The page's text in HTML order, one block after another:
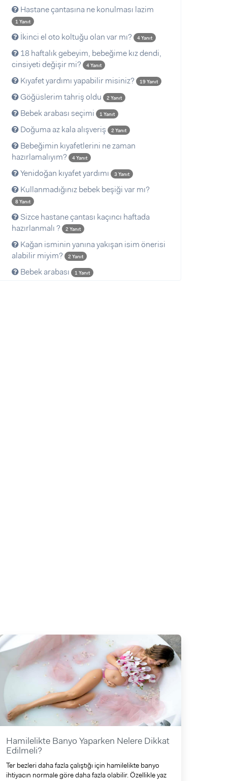
Hastane çantasına ne konulması lazim
1 Yanıt
İkinci el oto koltuğu olan var mı? 4 Yanıt
18 haftalık gebeyim, bebeğime kız dendi,
cinsiyeti değişir mi?
4 Yanıt
Kıyafet yardımı yapabilir misiniz? 19 Yanıt
Göğüslerim tahriş oldu 2 Yanıt
Bebek arabası seçimi 1 Yanıt
Doğuma az kala alışveriş 2 Yanıt
Bebeğimin kıyafetlerini ne zaman
hazırlamalıyım?
4 Yanıt
Yenidoğan kıyafet yardımı 3 Yanıt
Kullanmadığınız bebek beşiği var mı?
8 Yanıt
Sizce hastane çantası kaçıncı haftada
hazırlanmalı ?
2 Yanıt
Kağan isminin yanına yakışan isim önerisi
alabilir miyim?
2 Yanıt
Bebek arabası 1 Yanıt
Hamilelikte Banyo Yaparken Nelere Dikkat
Edilmeli?
Ter bezleri daha fazla çalıştığı için hamilelikte banyo
ihtiyacın normale göre daha fazla olabilir. Özellikle yaz